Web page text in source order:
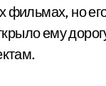
но
ему